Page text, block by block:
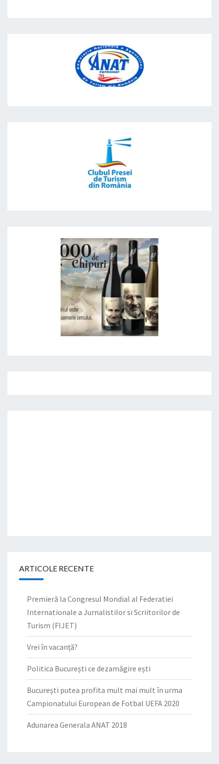
ARTICOLE RECENTE
Premieră la Congresul Mondial al Federatiei
Internationale a Jurnalistilor si Scriitorilor de
Turism (FIJET)
Vrei în vacanță?
Politica București ce dezamăgire ești
București putea profita mult mai mult în urma
Campionatului European de Fotbal UEFA 2020
Adunarea Generala ANAT 2018